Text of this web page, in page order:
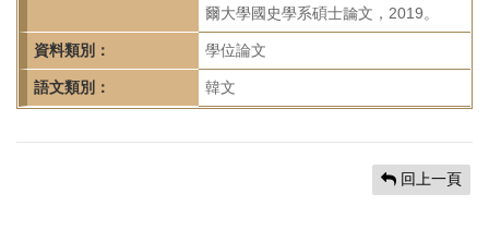
首
頁
爾大學國史學系碩士論文，2019。
資料類別： 學位論文
語文類別： 韓文
回上一頁